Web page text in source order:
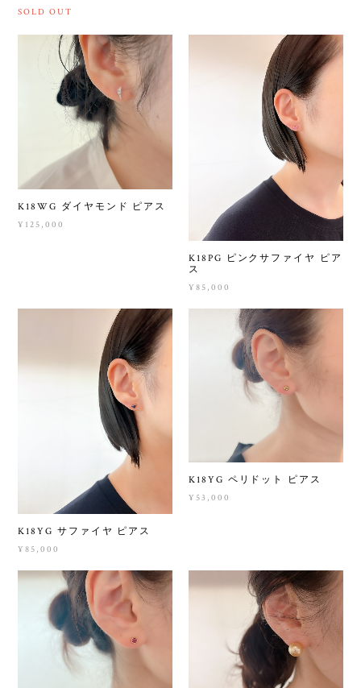
SOLD OUT
K18WG ダイヤモンド ピアス
¥125,000
K18PG ピンクサファイヤ ピア
ス
¥85,000
K18YG サファイヤ ピアス
¥85,000
K18YG ペリドット ピアス
¥53,000